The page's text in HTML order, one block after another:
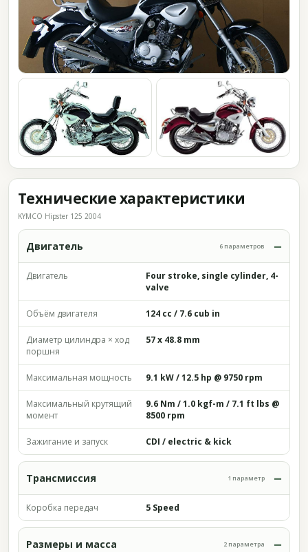
Технические характеристики
KYMCO Hipster 125 2004
Двигатель 6 параметров
Двигатель
Four stroke, single cylinder, 4-
valve
Объём двигателя 124 cc / 7.6 cub in
Диаметр цилиндра × ход
поршня
57 x 48.8 mm
Максимальная мощность 9.1 kW / 12.5 hp @ 9750 rpm
Максимальный крутящий
момент
9.6 Nm / 1.0 kgf-m / 7.1 ft lbs @
8500 rpm
Зажигание и запуск CDI / electric & kick
Трансмиссия 1 параметр
Коробка передач 5 Speed
Размеры и масса 2 параметра